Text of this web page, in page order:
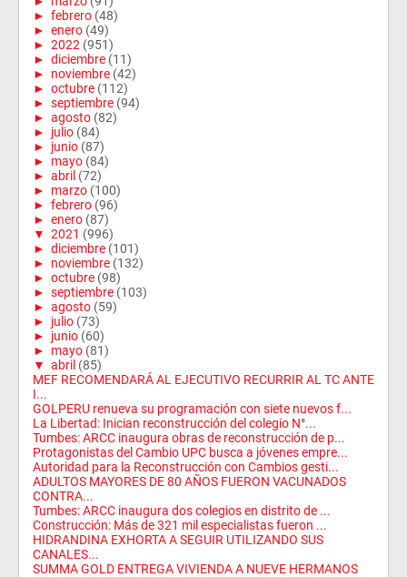
► febrero (48)
► enero (49)
► 2022 (951)
► diciembre (11)
► noviembre (42)
► octubre (112)
► septiembre (94)
► agosto (82)
► julio (84)
► junio (87)
► mayo (84)
► abril (72)
► marzo (100)
► febrero (96)
► enero (87)
▼ 2021 (996)
► diciembre (101)
► noviembre (132)
► octubre (98)
► septiembre (103)
► agosto (59)
► julio (73)
► junio (60)
► mayo (81)
▼ abril (85)
MEF RECOMENDARÁ AL EJECUTIVO RECURRIR AL TC ANTE
I...
GOLPERU renueva su programación con siete nuevos f...
La Libertad: Inician reconstrucción del colegio N°...
Tumbes: ARCC inaugura obras de reconstrucción de p...
Protagonistas del Cambio UPC busca a jóvenes empre...
Autoridad para la Reconstrucción con Cambios gesti...
ADULTOS MAYORES DE 80 AÑOS FUERON VACUNADOS
CONTRA...
Tumbes: ARCC inaugura dos colegios en distrito de ...
Construcción: Más de 321 mil especialistas fueron ...
HIDRANDINA EXHORTA A SEGUIR UTILIZANDO SUS
CANALES...
SUMMA GOLD ENTREGA VIVIENDA A NUEVE HERMANOS